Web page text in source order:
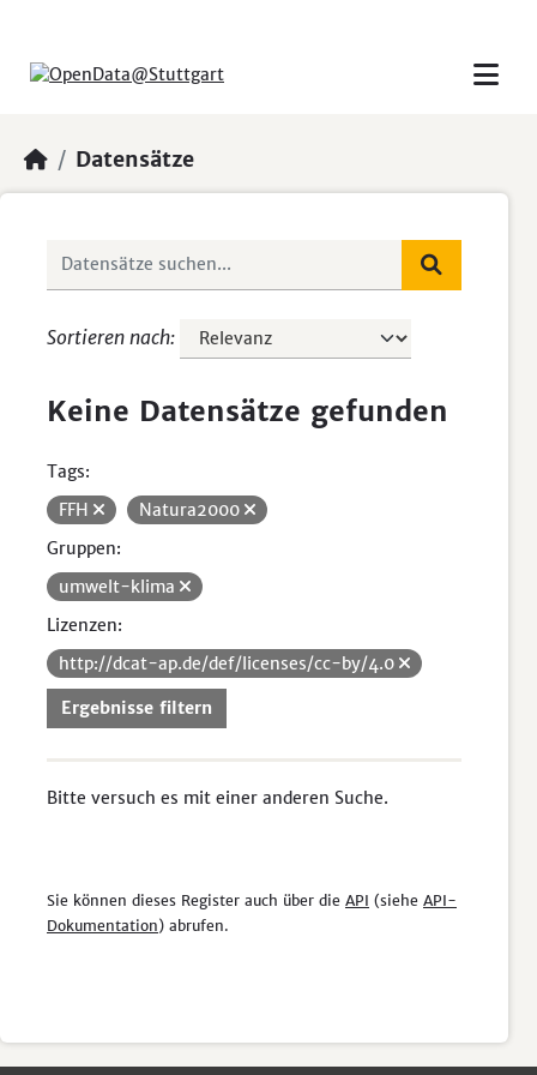
Datensätze
Sortieren nach
Keine Datensätze gefunden
Tags:
FFH
Natura2000
Gruppen:
umwelt-klima
Lizenzen:
http://dcat-ap.de/def/licenses/cc-by/4.0
Ergebnisse filtern
Bitte versuch es mit einer anderen Suche.
Sie können dieses Register auch über die API (siehe API-
Dokumentation) abrufen.